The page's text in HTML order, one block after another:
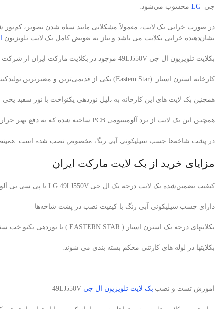
جی
محسوب می‌شود.
در صورت خرابی بک لایت، معمولاً مشکلاتی مانند سیاه شدن تصویر،
نشان‌دهنده خرابی بکلایت می باشد و نیاز به تعویض کامل بک لایت تلویزیون
بکلایت تلویزیون ال جی 49LJ550V موجود در بکلایت مارکت ایران از شرکت معتبر استرن استار (Eastern Star) تأمین می‌شود.
کارخانه استرن استار (Eastern Star) یکی از قدیمی‌ترین و معتبرترین تولیدکنندگان بک لایت تلویزیون در کشور چین است. که از مواد اولیه با کیفیت ، برد PCB آلومینیوم ضخامت بالا و لنزهای کره ای (Korean Lens) استفاده می کند.
همچنین بک لایت های این کارخانه به دلیل نوردهی یکنواخت با نور سفید
همچنین این بک لایت از برد آلومینیومی PCB ساخته شده که به دفع بهتر حرارت کمک می‌کند.
در پشت شاخه‌ها چسب سیلیکونی آبی رنگ مخصوص نصب شده است. همینطور با
مزایای خرید از بک لایت مارکت ایران
کیفیت تضمین‌شده بک لایت درجه یک ال جی LG 49LJ550V با پی سی بی آلومینیومی برند استرن استار
دارای چسب سیلیکونی آبی رنگ با کیفیت نصب در پشت شاخه‌ها
بکلایتهای درجه یک استرن استار ( EASTERN STAR ) با نوردهی یکنواخت سفید یخی، بدون سایه و هاله
بکلایتها در لوله های کارتنی محکم بسته بندی می شوند.
آموزش تست و نصب بک لایت تلویزیون ال جی